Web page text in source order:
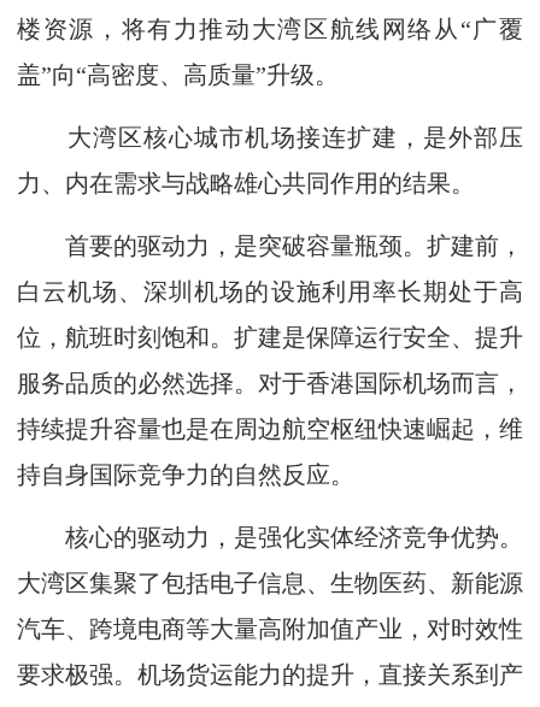
楼资源，将有力推动大湾区航线网络从“广覆
盖”向“高密度、高质量”升级。
大湾区核心城市机场接连扩建，是外部压
力、内在需求与战略雄心共同作用的结果。
首要的驱动力，是突破容量瓶颈。扩建前，
白云机场、深圳机场的设施利用率长期处于高
位，航班时刻饱和。扩建是保障运行安全、提升
服务品质的必然选择。对于香港国际机场而言，
持续提升容量也是在周边航空枢纽快速崛起，维
持自身国际竞争力的自然反应。
核心的驱动力，是强化实体经济竞争优势。
大湾区集聚了包括电子信息、生物医药、新能源
汽车、跨境电商等大量高附加值产业，对时效性
要求极强。机场货运能力的提升，直接关系到产